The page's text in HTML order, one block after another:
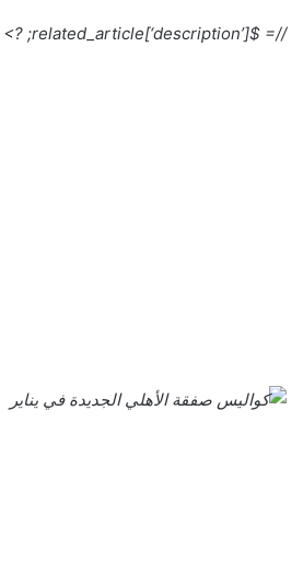
//= $related_article[‘description’]; ?>